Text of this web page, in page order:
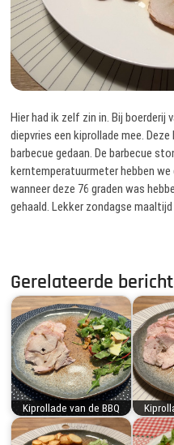
Hier had ik zelf zin in. Bij boerderij
diepvries een kiprollade mee.
barbecue gedaan. De barbecue
kerntemperatuurmeter hebben
wanneer deze 76 graden was
gehaald. Lekker zondagse
Gerelateerde
Kiprollade van de BBQ